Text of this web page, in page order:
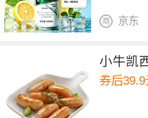
京东
小牛凯
券后